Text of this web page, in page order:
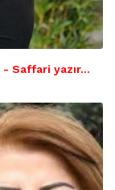
- Saffari yazır…